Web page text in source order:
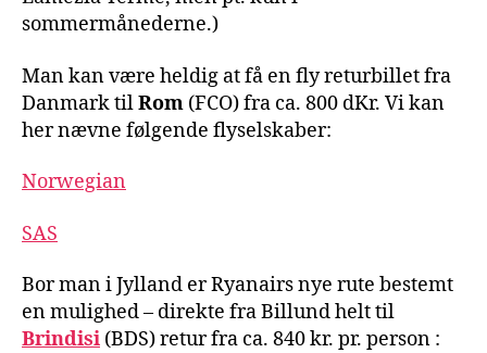
sommermånederne.)
Man kan være heldig at få en fly returbillet fra
Danmark tilRom (FCO) fra ca. 800 dKr. Vi kan
her nævne følgende flyselskaber:
Norwegian
SAS
Bor man i Jylland er Ryanairs nye rute bestemt
en mulighed – direkte fra Billund helt til
Brindisi (BDS) retur fra ca. 840 kr. pr. person :